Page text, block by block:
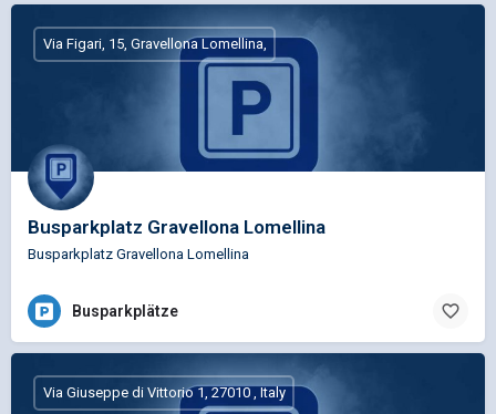
Busparkplatz Gravellona Lomellina
Busparkplatz Gravellona Lomellina
Via Figari, 15, Gravellona Lomellina,
Busparkplätze
Via Giuseppe di Vittorio 1, 27010 , Italy